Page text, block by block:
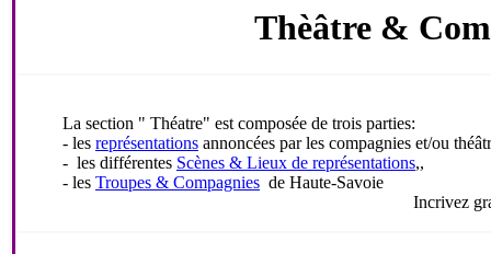
Thèâtre &
La section " Théatre" est composée de trois parties:
- les représentations annoncées par les compagnies et/ou
- les différentes Scènes & Lieux de représentations,,
- les Troupes & Compagnies de Haute-Savoie
Incrivez gratuitement votre